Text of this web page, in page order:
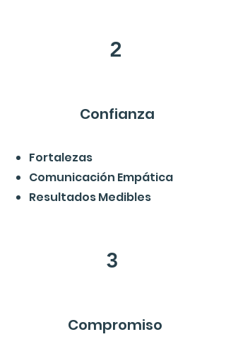
2
Confianza
Fortalezas
Comunicación Empática
Resultados Medibles
3
Compromiso